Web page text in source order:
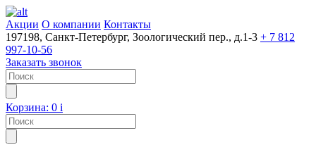
Акции О компании Контакты
197198, Санкт-Петербург, Зоологический пер., д.1-3 + 7 812
997-10-56
Заказать звонок
Корзина: 0 i